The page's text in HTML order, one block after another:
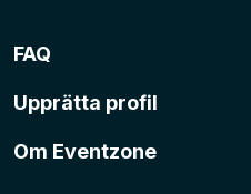
FAQ
Upprätta profil
Om Eventzone